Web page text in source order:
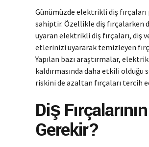
Günümüzde elektrikli diş
sahiptir. Özellikle diş fırçalarken
uyaran elektrikli diş fırçaları, diş
etlerinizi uyararak temizleyen
Yapılan bazı araştırmalar,
kaldırmasında daha etkili olduğu
riskini de azaltan fırçaları tercih
Diş
Gerekir?